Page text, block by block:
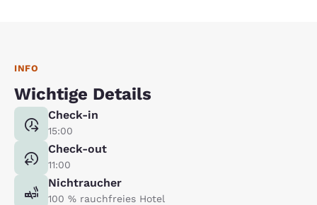
INFO
Wichtige Details
Check-in
15:00
Check-out
11:00
Nichtraucher
100 % rauchfreies Hotel